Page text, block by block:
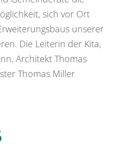
sich vor Ort
unserer
Die Leiterin der Kita,
Architekt Thomas
Thomas Miller